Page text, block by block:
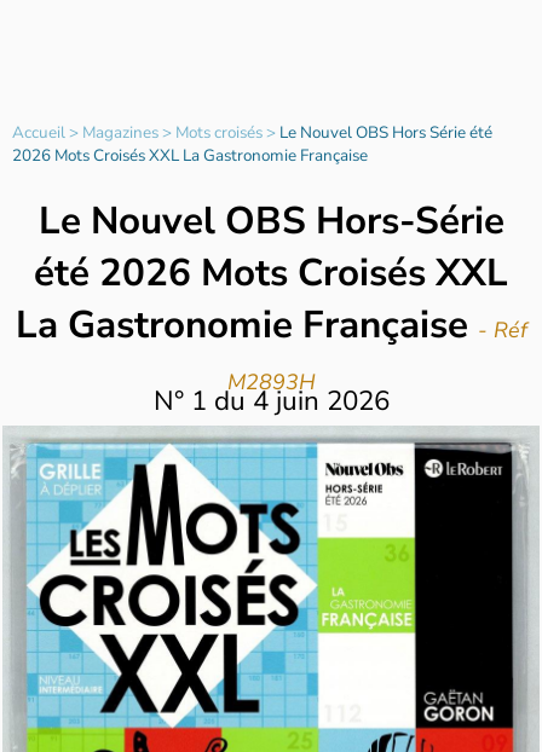
Accueil> Magazines> Mots croisés> Le Nouvel OBS Hors Série été
2026 Mots Croisés XXL La Gastronomie Française
Le Nouvel OBS Hors-Série
été 2026 Mots Croisés XXL
La Gastronomie Française - Réf
M2893H
N° 1 du4 juin 2026